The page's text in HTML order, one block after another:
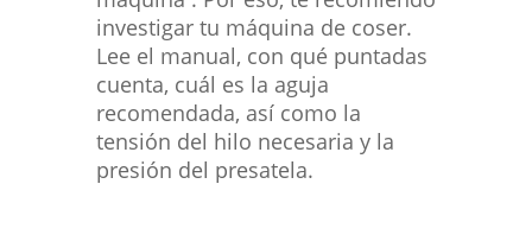
investigar tu máquina de coser.
Lee el manual, con qué puntadas
cuenta, cuál es la aguja
recomendada, así como la
tensión del hilo necesaria y la
presión del presatela.